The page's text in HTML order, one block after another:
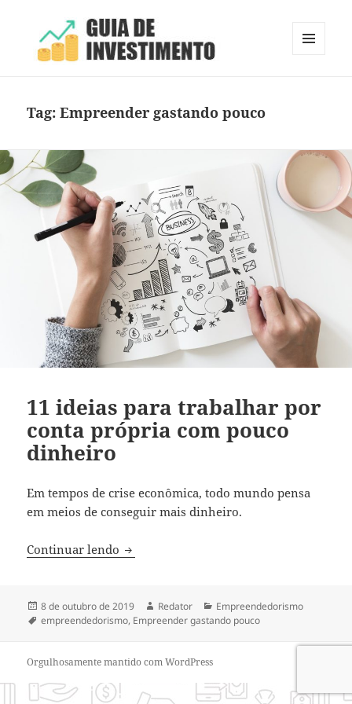
Tag:Empreender gastando pouco
11 ideias para trabalhar por
conta própria com pouco
dinheiro
Em tempos de crise econômica, todo mundo pensa
em meios de conseguir maisdinheiro.
Continuar lendo 11 ideias para trabalhar por conta
Publicado
em
8 de outubro de 2019 Autor
Redator Categorias
Empreendedorismo
Tags
empreendedorismo, Empreender gastando pouco
Orgulhosamente mantido com WordPress